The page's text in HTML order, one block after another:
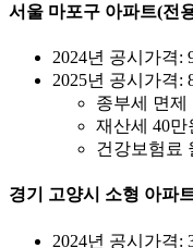
서울 마포구 아파트(전
2024년 공시가격:
2025년 공시가격:
종부세 면제
재산세 40만
건강보험료
경기 고양시 소형 아파
2024년 공시가격: